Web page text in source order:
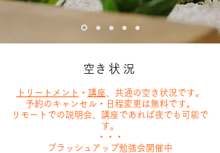
​空き状況
​トリートメント ・ 講座 、共通の空き状況です​​。
​予約のキャンセル・日程変更は無料です。
​リモートでの説明会、講座であれば夜でも可能で
す。
・・・
ブラッシュアップ勉強会開催中